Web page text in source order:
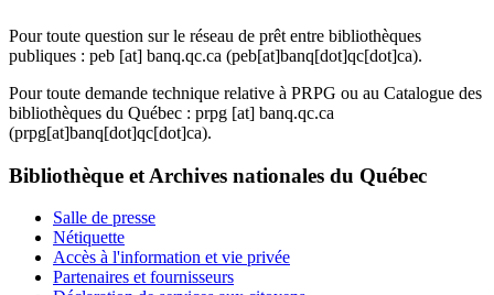
Pour toute question sur le réseau de prêt entre bibliothèques
publiques : peb [at] banq.qc.ca (peb[at]banq[dot]qc[dot]ca).
Pour toute demande technique relative à PRPG ou au Catalogue des
bibliothèques du Québec : prpg [at] banq.qc.ca
(prpg[at]banq[dot]qc[dot]ca).
Bibliothèque et Archives nationales du Québec
Salle de presse
Nétiquette
Accès à l'information et vie privée
Partenaires et fournisseurs